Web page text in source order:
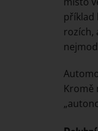
příklad
rozích,
Kromě